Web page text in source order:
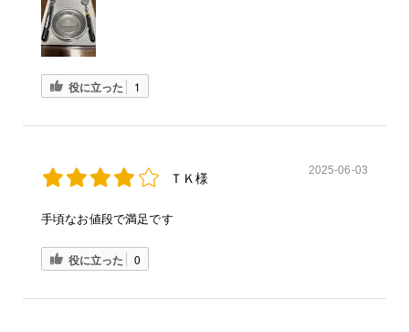
役に立った 1
ＴＫ様
2025-06-03
手頃なお値段で満足です
役に立った 0